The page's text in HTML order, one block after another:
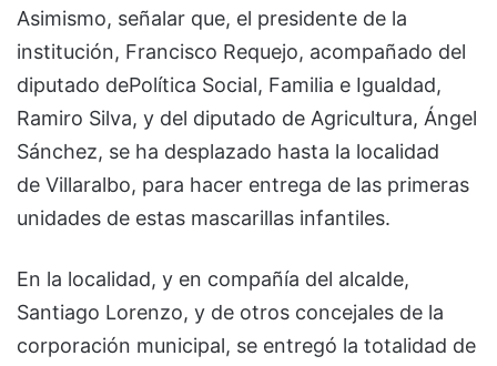
Asimismo, señalar que, el presidente de la
institución, Francisco Requejo, acompañado del
diputado dePolítica Social, Familia e Igualdad,
Ramiro Silva, y del diputado de Agricultura, Ángel
Sánchez, se ha desplazado hasta la localidad
de Villaralbo, para hacer entrega de las primeras
unidades de estas mascarillas infantiles.
En la localidad, y en compañía del alcalde,
Santiago Lorenzo, y de otros concejales de la
corporación municipal, se entregó la totalidad de